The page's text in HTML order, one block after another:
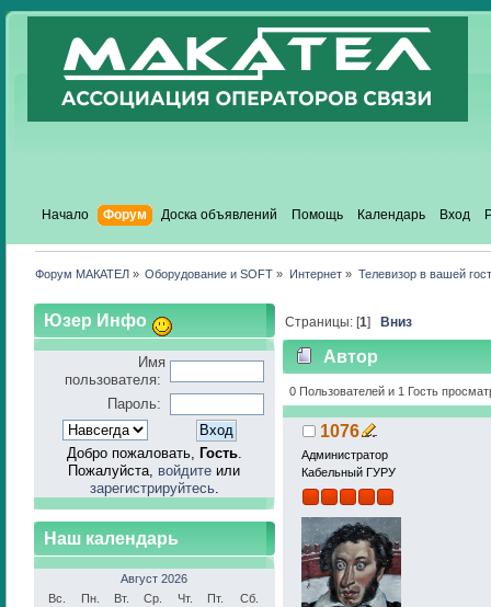
Начало Форум Доска объявлений Помощь Календарь Вход
Форум МАКАТЕЛ » Оборудование и SOFT » Интернет » Телевизор в вашей
Юзер Инфо
Имя
пользователя:
Пароль:
Добро пожаловать, Гость.
Пожалуйста, войдите или
зарегистрируйтесь.
Наш календарь
Август 2026
Вс.
Пн. Вт. Ср. Чт. Пт.
Сб.
Страницы: [1]Вниз
Автор
основанной на
0 Пользователей и 1 Гость
1076
Администратор
Кабельный ГУРУ